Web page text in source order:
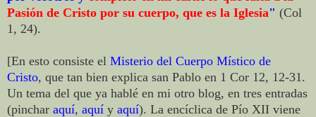
Pasión de Cristo por su cuerpo, que es la Iglesia" (Col
1, 24).
[En esto consiste el Misterio del Cuerpo Místico de
Cristo, que tan bien explica san Pablo en 1 Cor 12, 12-31.
Un tema del que ya hablé en mi otro blog, en tres entradas
(pinchar aquí, aquí y aquí). La encíclica de Pío XII viene